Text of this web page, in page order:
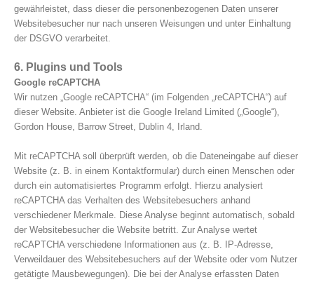
gewährleistet, dass dieser die personenbezogenen Daten unserer
Websitebesucher nur nach unseren Weisungen und unter Einhaltung
der DSGVO verarbeitet.
6. Plugins und Tools
Google reCAPTCHA
Wir nutzen „Google reCAPTCHA“ (im Folgenden „reCAPTCHA“) auf
dieser Website. Anbieter ist die Google Ireland Limited („Google“),
Gordon House, Barrow Street, Dublin 4, Irland.
Mit reCAPTCHA soll überprüft werden, ob die Dateneingabe auf dieser
Website (z. B. in einem Kontaktformular) durch einen Menschen oder
durch ein automatisiertes Programm erfolgt. Hierzu analysiert
reCAPTCHA das Verhalten des Websitebesuchers anhand
verschiedener Merkmale. Diese Analyse beginnt automatisch, sobald
der Websitebesucher die Website betritt. Zur Analyse wertet
reCAPTCHA verschiedene Informationen aus (z. B. IP-Adresse,
Verweildauer des Websitebesuchers auf der Website oder vom Nutzer
getätigte Mausbewegungen). Die bei der Analyse erfassten Daten